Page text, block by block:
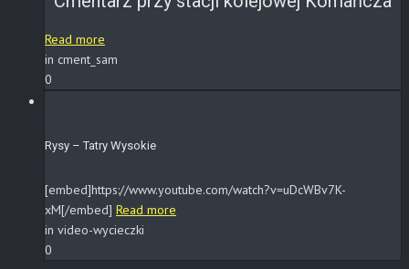
Read more
in cment_sam
0
Rysy – Tatry Wysokie
[embed]https://www.youtube.com/watch?v=uDcWBv7K-
xM[/embed] Read more
in video-wycieczki
0